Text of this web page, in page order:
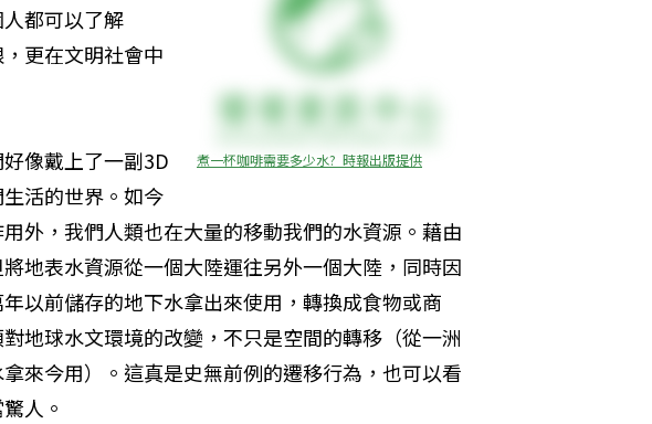
煮一杯咖啡需要多少水?  時報出版提供
都可以了解
更在文明社會中
像戴上了一副3D
活的世界。如今
外，我們人類也在大量的移動我們的水資源。藉由
地表水資源從一個大陸運往另外一個大陸，同時因
以前儲存的地下水拿出來使用，轉換成食物或商
地球水文環境的改變，不只是空間的轉移（從一洲
來今用）。這真是史無前例的遷移行為，也可以看
人。